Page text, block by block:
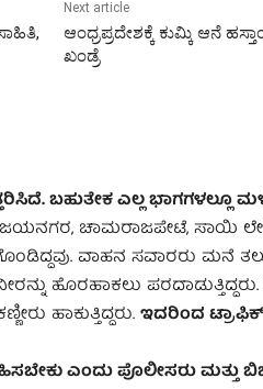
Next article
ಆಂಧ್ರಪ್ರದೇಶಕ್ಕೆ ಕುಮ್ಕಿ ಆನೆ
ಖಂಡ್ರೆ
ಬಹುತೇಕ ಎಲ್ಲ ಭಾಗಗಳಲ್ಲೂ
ಚಾಮರಾಜಪೇಟೆ, ಸಾಯಿ
ವಾಹನ ಸವಾರರು ಮನೆ
ಹೊರಹಾಕಲು ಪರದಾಡುತ್ತಿದ್ದರು.
ಹಾಕುತ್ತಿದ್ದರು.ಇದರಿಂದ
ಎಂದು ಪೊಲೀಸರು